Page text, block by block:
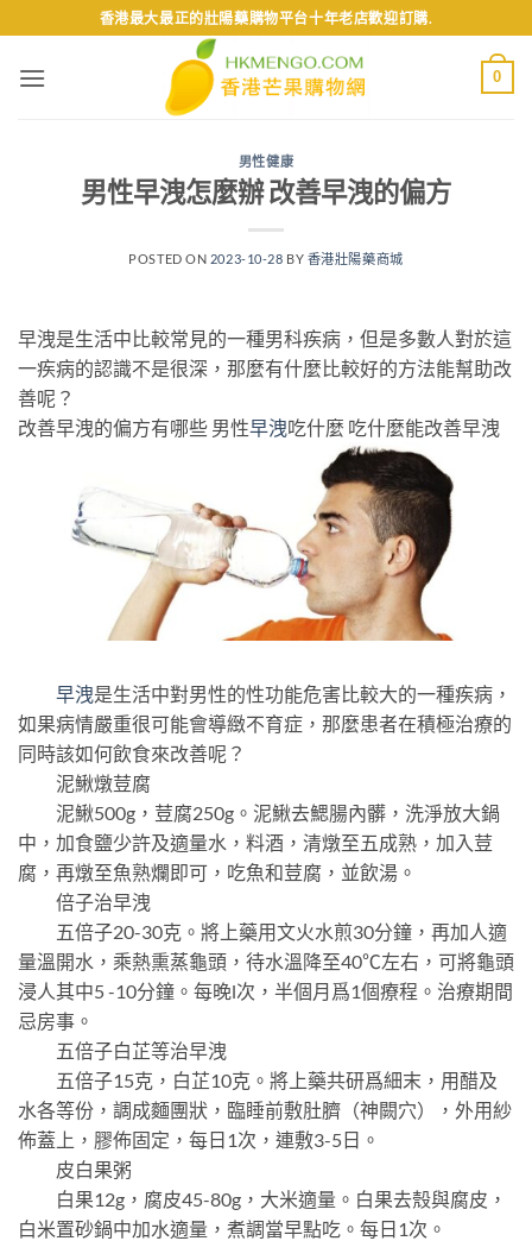
to
content
香港最大最正的壯陽藥購物平台十年老店歡迎訂購.
0
男性健康
男性早洩怎麼辦 改善早洩的偏方
POSTED ON 2023-10-28 BY 香港壯陽藥商城
早洩是生活中比較常見的一種男科疾病，但是多數人對於這
一疾病的認識不是很深，那麼有什麼比較好的方法能幫助改
善呢？
改善早洩的偏方有哪些 男性早洩吃什麼 吃什麼能改善早洩
早洩是生活中對男性的性功能危害比較大的一種疾病，
如果病情嚴重很可能會導緻不育症，那麼患者在積極治療的
同時該如何飲食來改善呢？
泥鰍燉荳腐
泥鰍500g，荳腐250g。泥鰍去鰓腸內髒，洗淨放大鍋
中，加食鹽少許及適量水，料酒，清燉至五成熟，加入荳
腐，再燉至魚熟爛即可，吃魚和荳腐，並飲湯。
倍子治早洩
五倍子20-30克。將上藥用文火水煎30分鐘，再加人適
量溫開水，乘熱熏蒸龜頭，待水溫降至40℃左右，可將龜頭
浸人其中5 -10分鐘。每晚l次，半個月爲1個療程。治療期間
忌房事。
五倍子白芷等治早洩
五倍子15克，白芷10克。將上藥共研爲細末，用醋及
水各等份，調成麵團狀，臨睡前敷肚臍（神闕穴），外用紗
佈蓋上，膠佈固定，每日1次，連敷3-5日。
皮白果粥
白果12g，腐皮45-80g，大米適量。白果去殼與腐皮，
白米置砂鍋中加水適量，煮調當早點吃。每日1次。